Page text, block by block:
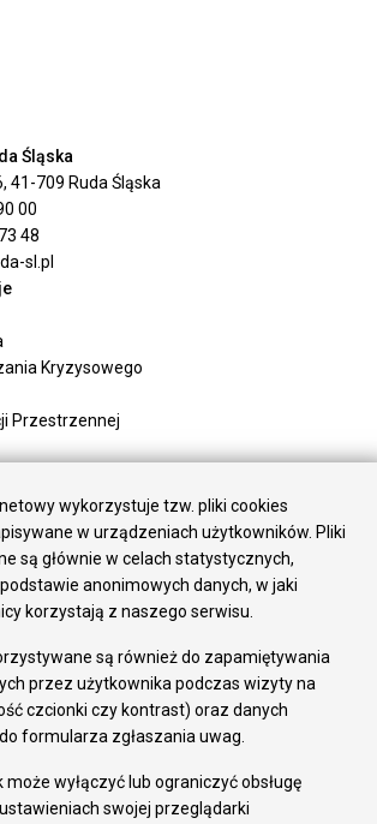
Śląska
41-709 Ruda Śląska
00
48
sl.pl
Kryzysowego
Przestrzennej
Podawcza
wykorzystuje tzw. pliki cookies
w urządzeniach użytkowników. Pliki
są głównie w celach statystycznych,
anonimowych danych, w jaki
korzystają z naszego serwisu.
są również do zapamiętywania
przez użytkownika podczas wizyty na
czcionki czy kontrast) oraz danych
formularza zgłaszania uwag.
może wyłączyć lub ograniczyć obsługę
swojej przeglądarki